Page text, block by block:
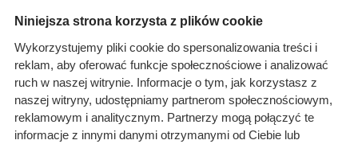
Menu
O nas
Rozwiązania
Monitoring
przetargów
Niniejsza strona korzysta z plików cookie
Wykorzystujemy pliki cookie do spersonalizowania treści i
reklam, aby oferować funkcje społecznościowe i analizować
ruch w naszej witrynie. Informacje o tym, jak korzystasz z
naszej witryny, udostępniamy partnerom społecznościowym,
reklamowym i analitycznym. Partnerzy mogą połączyć te
informacje z innymi danymi otrzymanymi od Ciebie lub